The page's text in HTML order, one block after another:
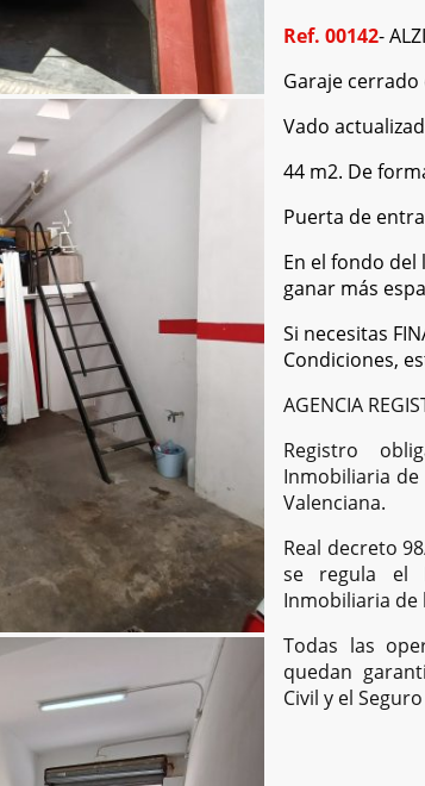
Ref. 00142-
Garaje
Vado
44 m2. De
Puerta de
En el fondo
ganar más
Si necesitas
Condiciones,
AGENCIA
Registro
Inmobiliaria de
Valenciana.
Real decreto
se regula el
Inmobiliaria de
Todas las
quedan
Civil y el